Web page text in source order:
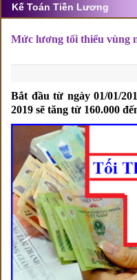
Kế Toán Tiền Lương
Mức lương tối thiểu vùng
Bắt đầu từ ngày 01/01/
2019 sẽ tăng từ 160.000